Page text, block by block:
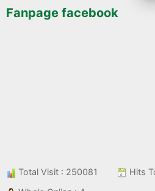
Fanpage facebook
Total Visit : 250081
Hits